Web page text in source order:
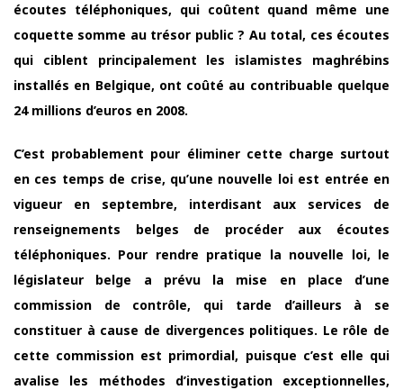
écoutes téléphoniques, qui coûtent quand même une
coquette somme au trésor public ? Au total, ces écoutes
qui ciblent principalement les islamistes maghrébins
installés en Belgique, ont coûté au contribuable quelque
24 millions d’euros en 2008.
C’est probablement pour éliminer cette charge surtout
en ces temps de crise, qu’une nouvelle loi est entrée en
vigueur en septembre, interdisant aux services de
renseignements belges de procéder aux écoutes
téléphoniques. Pour rendre pratique la nouvelle loi, le
législateur belge a prévu la mise en place d’une
commission de contrôle, qui tarde d’ailleurs à se
constituer à cause de divergences politiques. Le rôle de
cette commission est primordial, puisque c’est elle qui
avalise les méthodes d’investigation exceptionnelles,